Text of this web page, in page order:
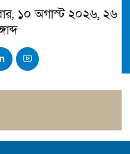
১০ অগাস্ট ২০২৬, ২৬